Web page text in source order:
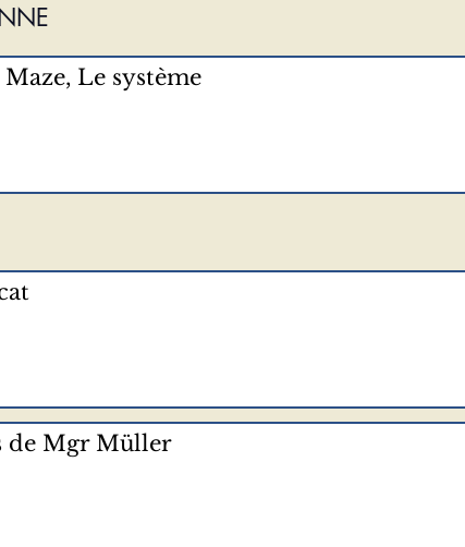
Le système
de Mgr Müller